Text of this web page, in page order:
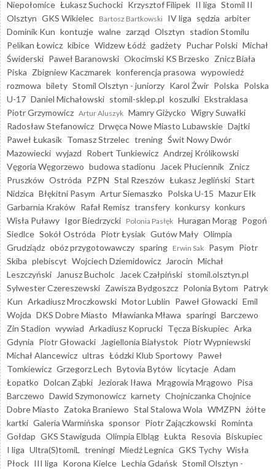
Niepołomice Łukasz Suchocki Krzysztof Filipek II liga Stomil II
Olsztyn GKS Wikielec Bartosz Bartkowski IV liga sędzia arbiter
Dominik Kun kontuzje walne zarząd Olsztyn stadion Stomilu
Pelikan Łowicz kibice Widzew Łódź gadżety Puchar Polski Michał
Świderski Paweł Baranowski Okocimski KS Brzesko Znicz Biała
Piska Zbigniew Kaczmarek konferencja prasowa wypowiedź
rozmowa bilety Stomil Olsztyn - juniorzy Karol Żwir Polska Polska
U-17 Daniel Michałowski stomil-sklep.pl koszulki Ekstraklasa
Piotr Grzymowicz Artur Aluszyk Mamry Giżycko Wigry Suwałki
Radosław Stefanowicz Drwęca Nowe Miasto Lubawskie Dajtki
Paweł Łukasik Tomasz Strzelec trening Świt Nowy Dwór
Mazowiecki wyjazd Robert Tunkiewicz Andrzej Królikowski
Vęgoria Węgorzewo budowa stadionu Jacek Płuciennik Znicz
Pruszków Ostróda PZPN Stal Rzeszów Łukasz Jegliński Start
Nidzica Błękitni Pasym Artur Siemaszko Polska U-15 Mazur Ełk
Garbarnia Kraków Rafał Remisz transfery konkursy konkurs
Wisła Puławy Igor Biedrzycki Polonia Pasłęk Huragan Morąg Pogoń
Siedlce Sokół Ostróda Piotr Łysiak Gutów Mały Olimpia
Grudziądz obóz przygotowawczy sparing Erwin Sak Pasym Piotr
Skiba plebiscyt Wojciech Dziemidowicz Jarocin Michał
Leszczyński
Janusz Bucholc Jacek Czałpiński stomil.olsztyn.pl
Sylwester Czereszewski Zawisza Bydgoszcz Polonia Bytom Patryk
Kun Arkadiusz Mroczkowski Motor Lublin Paweł Głowacki Emil
Wojda DKS Dobre Miasto Mławianka Mława sparingi Barczewo
Zin Stadion wywiad Arkadiusz Koprucki Tęcza Biskupiec Arka
Gdynia Piotr Głowacki Jagiellonia Białystok Piotr Wypniewski
Michał Alancewicz ultras Łódzki Klub Sportowy Paweł
Tomkiewicz Grzegorz Lech Bytovia Bytów licytacje Adam
Łopatko Dolcan Ząbki Jeziorak Iława Mrągowia Mrągowo Pisa
Barczewo Dawid Szymonowicz karnety Chojniczanka Chojnice
Dobre Miasto Zatoka Braniewo Stal Stalowa Wola WMZPN żółte
kartki Galeria Warmińska sponsor Piotr Zajączkowski Rominta
Gołdap GKS Stawiguda Olimpia Elbląg Łukta Resovia Biskupiec
I liga Ultra(S)tomiL treningi Miedź Legnica GKS Tychy Wisła
Płock III liga Korona Kielce Lechia Gdańsk Stomil Olsztyn -